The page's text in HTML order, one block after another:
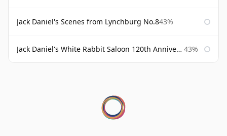
Jack Daniel's Scenes from Lynchburg No.843%
Jack Daniel's White Rabbit Saloon 120th Anniversary 43%